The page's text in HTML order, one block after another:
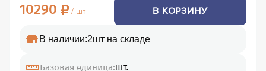
10290
/ шт В КОРЗИНУ
В наличии:2шт на складе
Базовая единица:шт.